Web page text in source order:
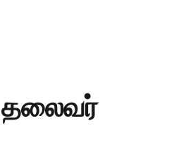
தலைவர்